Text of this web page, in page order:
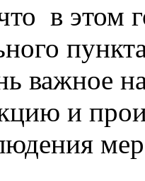
в этом
важное
и